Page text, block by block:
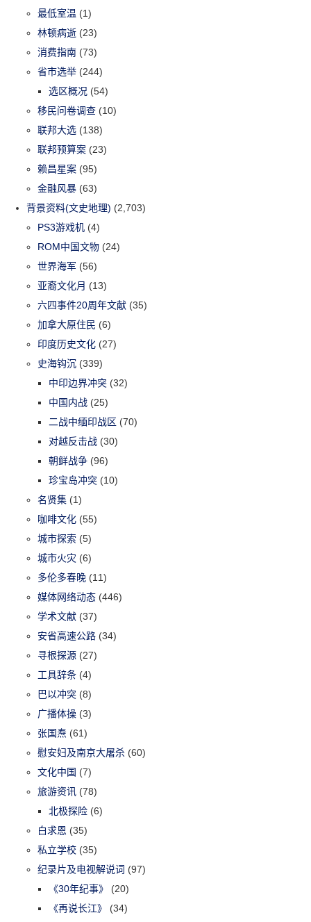
最低室温 (1)
林顿病逝 (23)
消费指南 (73)
省市选举 (244)
选区概况 (54)
移民问卷调查 (10)
联邦大选 (138)
联邦预算案 (23)
赖昌星案 (95)
金融风暴 (63)
背景资料(文史地理) (2,703)
PS3游戏机 (4)
ROM中国文物 (24)
世界海军 (56)
亚裔文化月 (13)
六四事件20周年文献 (35)
加拿大原住民 (6)
印度历史文化 (27)
史海钩沉 (339)
中印边界冲突 (32)
中国内战 (25)
二战中缅印战区 (70)
对越反击战 (30)
朝鲜战争 (96)
珍宝岛冲突 (10)
名贤集 (1)
咖啡文化 (55)
城市探索 (5)
城市火灾 (6)
多伦多春晚 (11)
媒体网络动态 (446)
学术文献 (37)
安省高速公路 (34)
寻根探源 (27)
工具辞条 (4)
巴以冲突 (8)
广播体操 (3)
张国焘 (61)
慰安妇及南京大屠杀 (60)
文化中国 (7)
旅游资讯 (78)
北极探险 (6)
白求恩 (35)
私立学校 (35)
纪录片及电视解说词 (97)
《30年纪事》
(20)
《再说长江》
(34)